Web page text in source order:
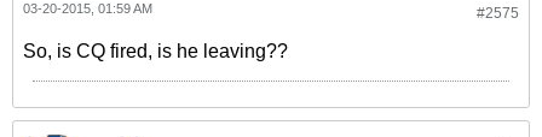
#2575
03-20-2015, 01:59 AM
So, is CQ fired, is he leaving??